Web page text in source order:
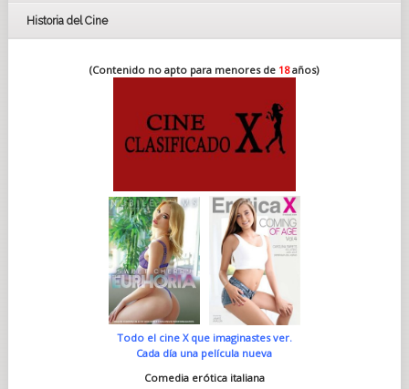
Historia del Cine
(Contenido no apto para menores de 18años)
Todo el cine X que imaginastes ver.
Cada día una película nueva
Comedia erótica italiana